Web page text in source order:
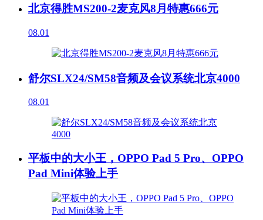
北京得胜MS200-2麦克风8月特惠666元
08.01
舒尔SLX24/SM58音频及会议系统北京4000
08.01
平板中的大小王，OPPO Pad 5 Pro、OPPO
Pad Mini体验上手